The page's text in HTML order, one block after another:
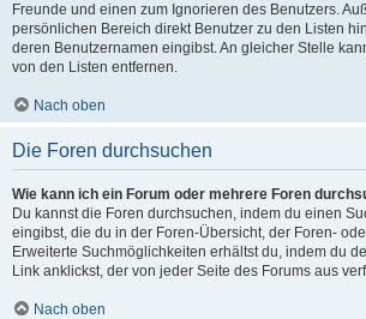
Freunde und einen zum Ignorieren des Benutzers.
persönlichen Bereich direkt Benutzer zu den Listen
deren Benutzernamen eingibst. An gleicher Stelle
von den Listen entfernen.
Nach oben
Die Foren durchsuchen
Wie kann ich ein Forum oder mehrere Foren
Du kannst die Foren durchsuchen, indem du einen
eingibst, die du in der Foren-Übersicht, der Foren-
Erweiterte Suchmöglichkeiten erhältst du, indem du
Link anklickst, der von jeder Seite des Forums aus
Nach oben